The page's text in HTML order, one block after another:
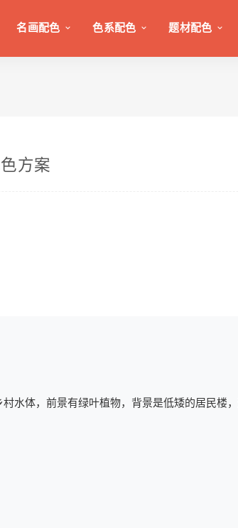
名画配色 色系配色 题材配色
方案
村水体，前景有绿叶植物，背景是低矮的居民楼